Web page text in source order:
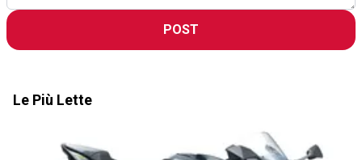
POST
Le Più Lette